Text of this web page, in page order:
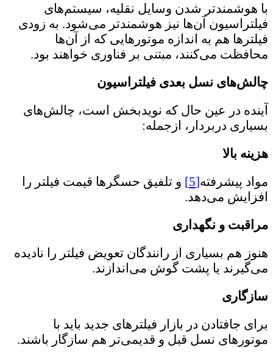
با هوشمندتر شدن وسایل نقلیه، سیستم‌های
فیلتراسیون آن‌ها نیز هوشمندتر می‌شود. به زودی
فیلترها هم به اندازه موتورهایی که از آن‌ها
محافظت می‌کنند، مبتنی بر فناوری خواهند بود.
چالش‌های نسل بعدی فیلتراسیون
آینده در عین حال که نویدبخش است، چالش‌های
بسیاری دربردار، ازجمله:
هزینه بالا
مواد پیشرفته[5]
و تلفیق حسگرها قیمت فیلتر را
افزایش می‌دهد.
مراقبت و نگهداری
هنوز هم بسیاری از رانندگان تعویض فیلتر را نادیده
می‌گیرند یا پشت گوش می‌اندازند.
سازگاری
برای جافتادن در بازار فیلترهای جدید باید با
موتورهای نسل قبل و قدیمی‌تر هم سازگار باشند.